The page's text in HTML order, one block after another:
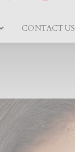
CONTACT US